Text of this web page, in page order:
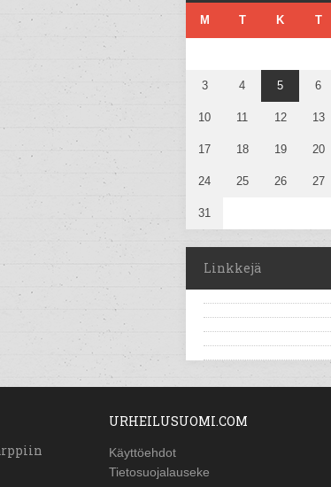
M T K T
3 4 5 6
10 11 12 13
17 18 19 20
24 25 26 27
31
Linkkejä
URHEILUSUOMI.COM
Käyttöehdot
Tietosuojalauseke